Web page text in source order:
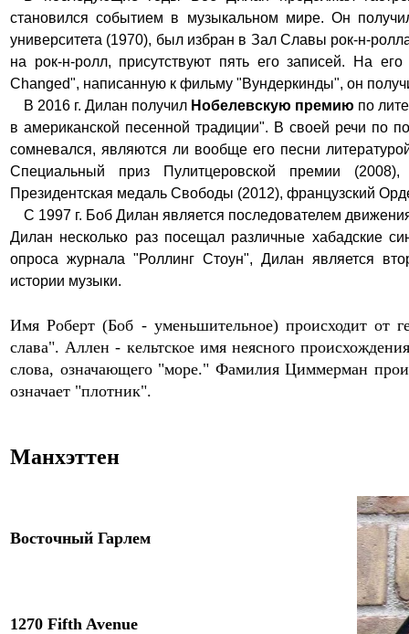
становился событием в музыкальном мире. Он
университета (1970), был избран в Зал Славы рок-н-
на рок-н-ролл, присутствуют пять его записей. На
Changed", написанную к фильму "Вундеркинды", он
В 2016 г. Дилан получил Нобелевскую премию по
в американской песенной традиции". В своей речи по
сомневался, являются ли вообще его песни
Специальный приз Пулитцеровской премии
Президентская медаль Свободы (2012), французский
С 1997 г. Боб Дилан является последователем
Дилан несколько раз посещал различные хабадские
опроса журнала "Роллинг Стоун", Дилан является
истории музыки.
Имя Роберт (Боб - уменьшительное) происходит от
слава". Аллен - кельтское имя неясного
слова, означающего "море." Фамилия Циммерман
означает "плотник".
Манхэттен
Восточный Гарлем
1270 Fifth Avenue